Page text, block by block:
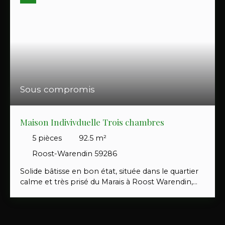
Sous compromis
Maison Indivivduelle Trois chambres
5 pièces 92.5 m²
Roost-Warendin 59286
Solide bâtisse en bon état, située dans le quartier
calme et très prisé du Marais à Roost Warendin,